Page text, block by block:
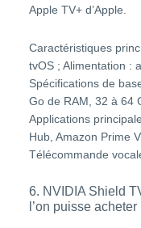
Apple TV+ d’Apple.
Caractéristiques
tvOS ; Alimentation :
Spécifications de
Go de RAM, 32 à 64
Applications
Hub, Amazon Prime
Télécommande
6. NVIDIA Shield
l’on puisse acheter